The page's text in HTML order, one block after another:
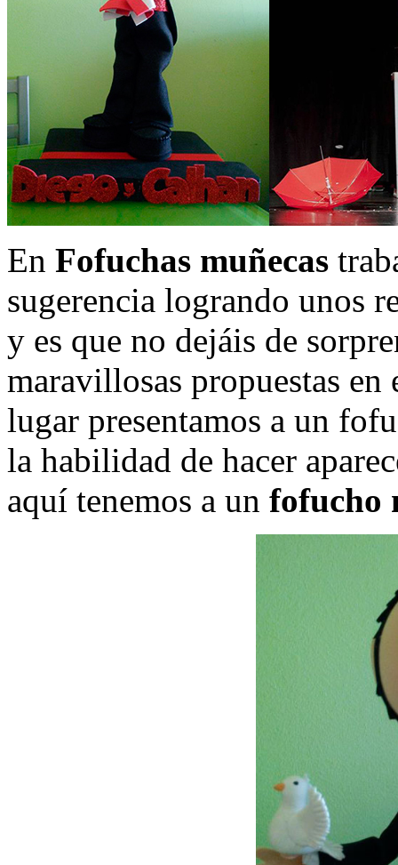
En Fofuchas muñecas
sugerencia logrando unos
y es que no dejáis de
maravillosas propuestas
lugar presentamos a un
la habilidad de hacer
aquí tenemos a un fofucho